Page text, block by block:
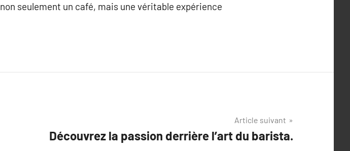
seulement un café, mais une véritable expérience
Article suivant
Découvrez la passion derrière l’art du barista.